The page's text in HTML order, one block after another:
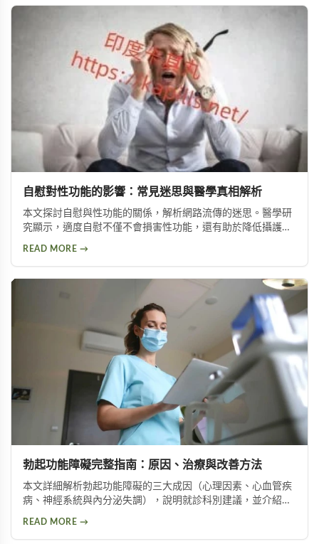
自慰對性功能的影響：常見迷思與醫學真相解析
本文探討自慰與性功能的關係，解析網路流傳的迷思。醫學研
究顯示，適度自慰不僅不會損害性功能，還有助於降低攝護腺
READ MORE →
勃起功能障礙完整指南：原因、治療與改善方法
本文詳細解析勃起功能障礙的三大成因（心理因素、心血管疾
病、神經系統與內分泌失調），說明就診科別建議，並介紹威
READ MORE →